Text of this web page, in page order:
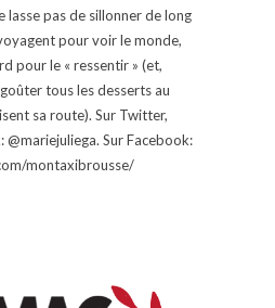
lasse pas de sillonner de long
pour voir le monde,
pour le « ressentir » (et,
tous les desserts au
sa route). Sur Twitter,
Sur Facebook:
montaxibrousse/